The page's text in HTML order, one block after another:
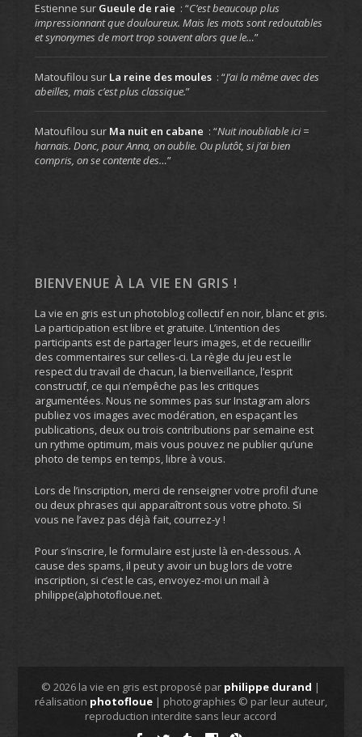
Estienne sur Gueule de raie : “C’est beaucoup plus
impressionnant que douloureux. Mais les mots sont redoutables
et synonymes de mort trop souvent alors que le…”
Matoufilou sur La reine des moules : “J’ai la même avec des
abeilles, mais c’est plus classique.”
Matoufilou sur Ma nuit en cabane : “Nuit inoubliable ici =
harnais. Donc, pour Anna, on oublie. Ou plutôt, si j’ai bien
compris, on se contente des…”
BIENVENUE À LA VIE EN GRIS !
La vie en gris est un photoblog collectif en noir, blanc et gris.
La participation est libre et gratuite. L’intention des
participants est de partager leurs images, et de recueillir
des commentaires sur celles-ci. La règle du jeu est le
respect du travail de chacun, la bienveillance, l’esprit
constructif, ce qui n’empêche pas les critiques
argumentées. Nous ne sommes pas sur Instagram alors
publiez vos images avec modération, en espaçant les
publications, deux ou trois contributions par semaine est
un rythme optimum, mais vous pouvez ne publier qu’une
photo de temps en temps, libre à vous.
Lors de l’inscription, merci de renseigner votre profil d’une
ou deux phrases qui apparaîtront sous votre photo. Si
vous ne l’avez pas déjà fait, courrez-y !
Pour s’inscrire, le formulaire est juste là en-dessous. A
cause des spams, il peut y avoir un bug lors de votre
inscription, si c’est le cas, envoyez-moi un mail à
philippe(a)photofloue.net.
© 2026 la vie en gris est proposé par philippe durand |
réalisation photofloue| photographies © par leur auteur,
reproduction interdite sans leur accord